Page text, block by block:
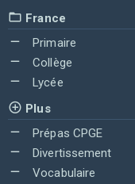
France
Primaire
Collège
Lycée
Plus
Prépas CPGE
Divertissement
Vocabulaire